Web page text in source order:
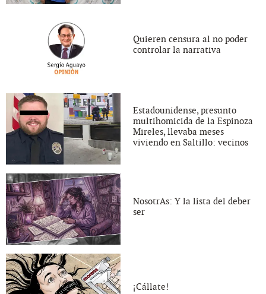
Quieren censura al no poder
controlar la narrativa
Estadounidense, presunto
multihomicida de la Espinoza
Mireles, llevaba meses
viviendo en Saltillo: vecinos
NosotrAs: Y la lista del deber
ser
¡Cállate!